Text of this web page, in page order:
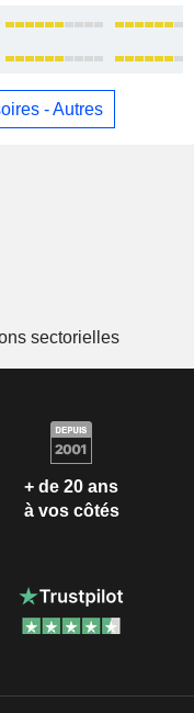
- Autres
sectorielles
+ de 20 ans
à vos côtés